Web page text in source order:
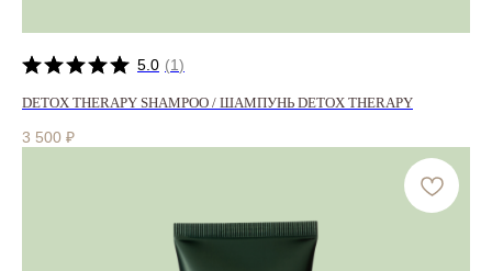
5.0 (1)
DETOX THERAPY SHAMPOO / ШАМПУНЬ DETOX THERAPY
3 500 ₽